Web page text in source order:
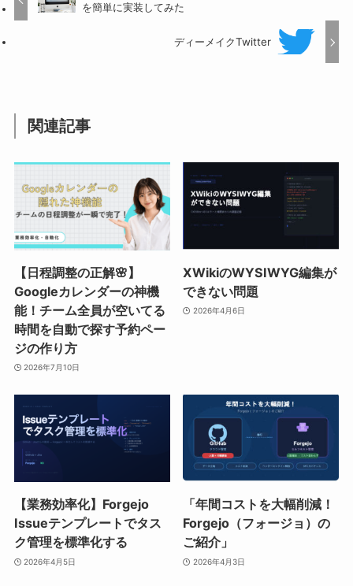
を簡単に実装してみた
ディーメイクTwitter
関連記事
【日程調整の正解🌸】
Googleカレンダーの神機
能！チーム全員が空いてる
時間を自動で探す予約ペー
ジの作り方
2026年7月10日
XWikiのWYSIWYG編集が
できない問題
2026年4月6日
【業務効率化】Forgejo
Issueテンプレートでタス
ク管理を標準化する
2026年4月5日
「年間コストを大幅削減！
Forgejo（フォージョ）の
ご紹介」
2026年4月3日